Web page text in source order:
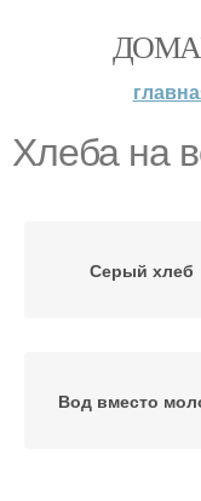
Хлеба на
Серый хлеб
Вод вместо